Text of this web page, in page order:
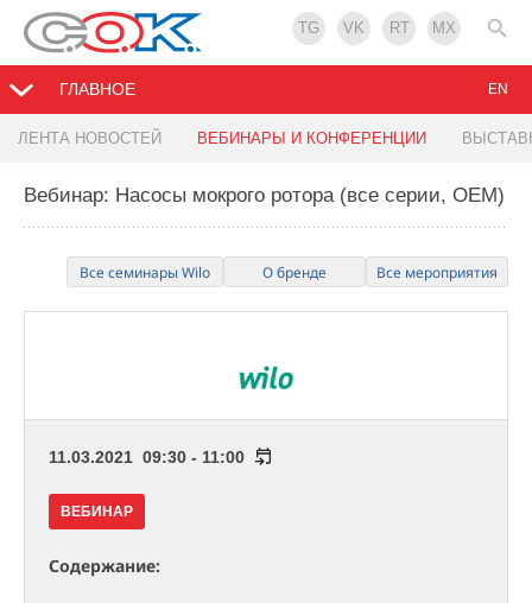
TG VK RT MX
ГЛАВНОЕ
ЛЕНТА НОВОСТЕЙ ВЕБИНАРЫ И КОНФЕРЕНЦИИ
EN
Вебинар: Насосы мокрого ротора (все серии, ОЕМ)
Все семинары Wilo О бренде Все мероприятия
11.03.2021 09:30 - 11:00
ВЕБИНАР
Содержание: